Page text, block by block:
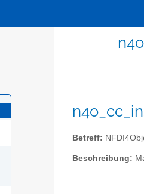
Betreff:
Beschreibung: